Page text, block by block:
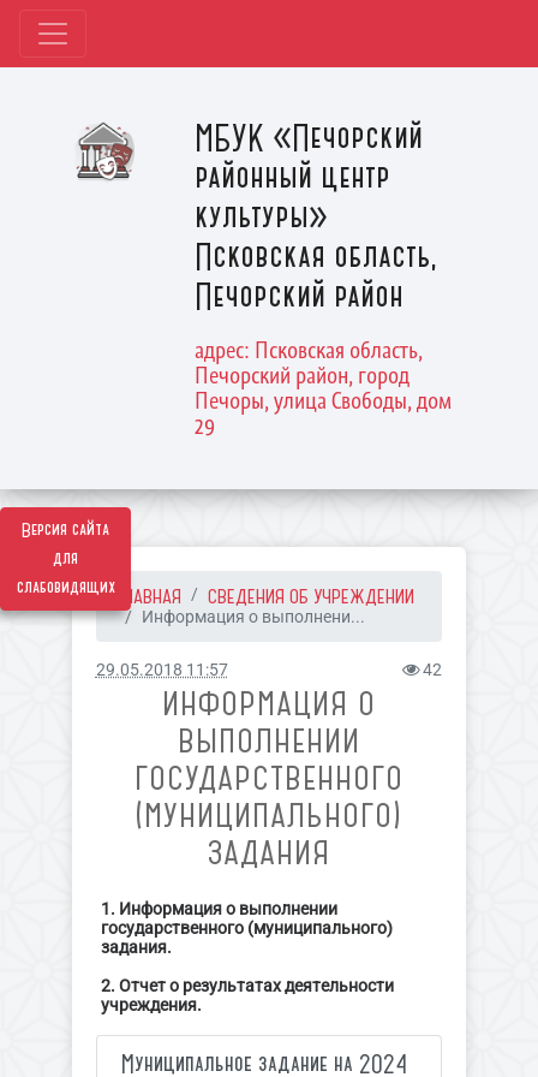
Версия сайта
для
слабовидящих
МБУК «Печорский
районный центр
культуры»
Псковская область,
Печорский район
адрес: Псковская область,
Печорский район, город
Печоры, улица Свободы, дом
29
ГЛАВНАЯ СВЕДЕНИЯ ОБ УЧРЕЖДЕНИИ
Информация о выполнени...
29.05.2018 11:57 42
ИНФОРМАЦИЯ О
ВЫПОЛНЕНИИ
ГОСУДАРСТВЕННОГО
(МУНИЦИПАЛЬНОГО)
ЗАДАНИЯ
1. Информация о выполнении
государственного (муниципального)
задания.
2. Отчет о результатах деятельности
учреждения.
Муниципальное задание на 2024